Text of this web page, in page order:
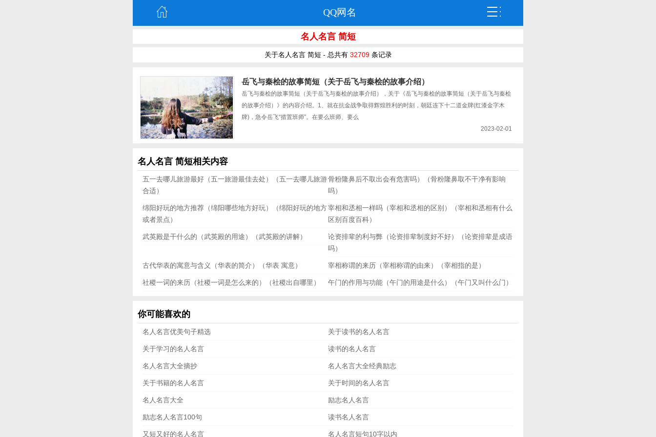
QQ网名
名人名言 简短
关于名人名言 简短 - 总共有 32709条记录
岳飞与秦桧的故事简短（关于岳飞与秦桧的故事介绍）
岳飞与秦桧的故事简短（关于岳飞与秦桧的故事介绍），关于《岳飞与秦桧的故事简短（关于岳飞与秦桧
的故事介绍）》的内容介绍。1、就在抗金战争取得辉煌胜利的时刻，朝廷连下十二道金牌(红漆金字木
牌)，急令岳飞“措置班师”。在要么班师、要么
2023-02-01
名人名言 简短相关内容
五一去哪儿旅游最好（五一旅游最佳去处）（五一去哪儿旅游
合适）
骨粉隆鼻后不取出会有危害吗）（骨粉隆鼻取不干净有影响
吗）
绵阳好玩的地方推荐（绵阳哪些地方好玩）（绵阳好玩的地方
或者景点）
宰相和丞相一样吗（宰相和丞相的区别）（宰相和丞相有什么
区别百度百科）
武英殿是干什么的（武英殿的用途）（武英殿的讲解）
论资排辈的利与弊（论资排辈制度好不好）（论资排辈是成语
吗）
古代华表的寓意与含义（华表的简介）（华表 寓意） 宰相称谓的来历（宰相称谓的由来）（宰相指的是）
社稷一词的来历（社稷一词是怎么来的）（社稷出自哪里） 午门的作用与功能（午门的用途是什么）（午门又叫什么门）
你可能喜欢的
名人名言优美句子精选 关于读书的名人名言
关于学习的名人名言 读书的名人名言
名人名言大全摘抄 名人名言大全经典励志
关于书籍的名人名言 关于时间的名人名言
名人名言大全 励志名人名言
励志名人名言100句 读书名人名言
又短又好的名人名言 名人名言短句10字以内